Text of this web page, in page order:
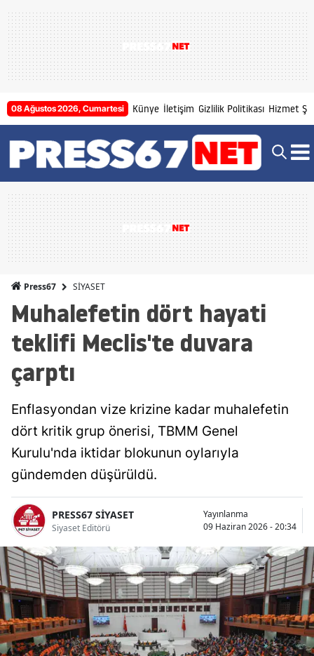
08 Ağustos 2026, Cumartesi Künye İletişim Gizlilik Politikası Hizmet
Press67 SİYASET
Muhalefetin dört hayati
teklifi Meclis'te duvara
çarptı
Enflasyondan vize krizine kadar muhalefetin
dört kritik grup önerisi, TBMM Genel
Kurulu'nda iktidar blokunun oylarıyla
gündemden düşürüldü.
PRESS67 SİYASET
Siyaset Editörü
Yayınlanma
09 Haziran 2026 - 20:34